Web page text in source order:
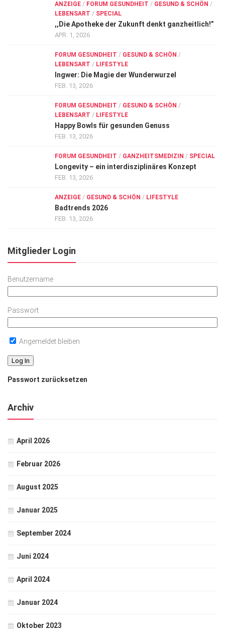
ANZEIGE / FORUM GESUNDHEIT / GESUND & SCHÖN /
LEBENSART / SPECIAL
,,Die Apotheke der Zukunft denkt ganzheitlich!”
APR. 1, 2026
FORUM GESUNDHEIT / GESUND & SCHÖN /
LEBENSART / LIFESTYLE
Ingwer: Die Magie der Wunderwurzel
FEB. 13, 2026
FORUM GESUNDHEIT / GESUND & SCHÖN /
LEBENSART / LIFESTYLE
Happy Bowls für gesunden Genuss
FEB. 13, 2026
FORUM GESUNDHEIT / GANZHEITSMEDIZIN / SPECIAL
Longevity – ein interdisziplinäres Konzept
FEB. 13, 2026
ANZEIGE / GESUND & SCHÖN / LIFESTYLE
Badtrends 2026
FEB. 13, 2026
Mitglieder Login
Benutzername
Passwort
Angemeldet bleiben
Passwort zurücksetzen
Archiv
April 2026
Februar 2026
August 2025
Januar 2025
September 2024
Juni 2024
April 2024
Januar 2024
Oktober 2023